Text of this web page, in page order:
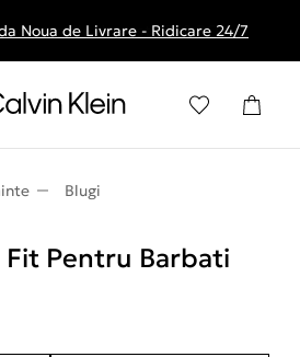
comenzile de peste 250 RON
Noua de Livrare - Ridicare 24/7
Blugi
Fit Pentru Barbati